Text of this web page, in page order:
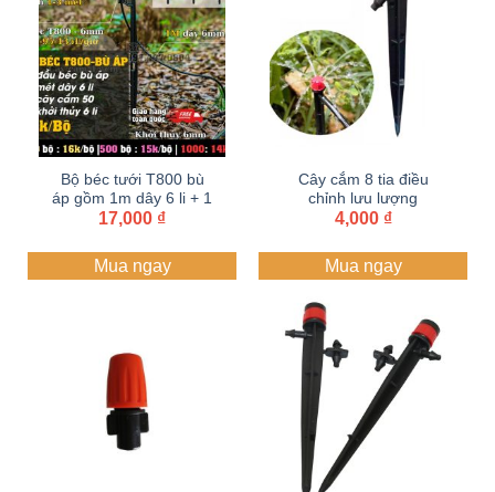
Bộ béc tưới T800 bù
áp gồm 1m dây 6 li + 1
cây cắm
17,000 ₫
Mua ngay
Cây cắm 8 tia điều
chỉnh lưu lượng
4,000 ₫
Mua ngay